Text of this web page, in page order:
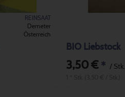
REINSAAT
Demeter
Österreich
BIO Liebstock
3,50 € * / Stk.